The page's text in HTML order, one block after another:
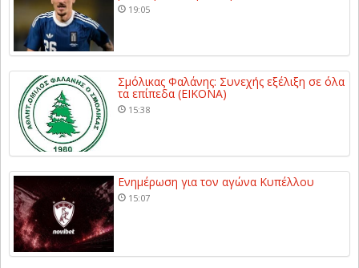
19:05
Σμόλικας Φαλάνης: Συνεχής εξέλιξη σε όλα
τα επίπεδα (ΕΙΚΟΝΑ)
15:38
Ενημέρωση για τον αγώνα Κυπέλλου
15:07